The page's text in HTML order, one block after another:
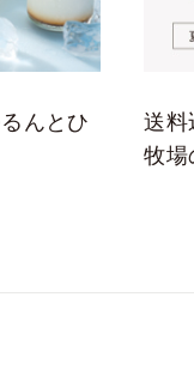
んとひ
送料
牧場